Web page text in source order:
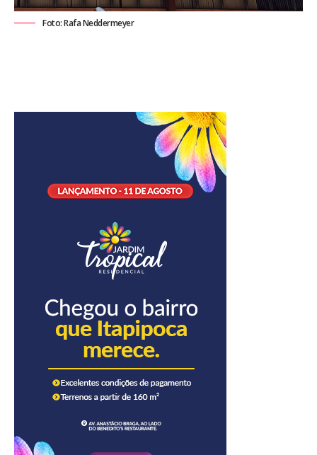
Foto: Rafa Neddermeyer